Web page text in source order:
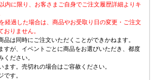
内に限り、お客さまご自身でご注文履歴詳細よりキ
経過した場合は、商品やお受取り日の変更・ご注文
おりません。
は同時にご注文いただくことができかねます。
が、イベントごとに商品をお選びいただき、都度
ください。
す。売切れの場合はご容赦ください。
す。